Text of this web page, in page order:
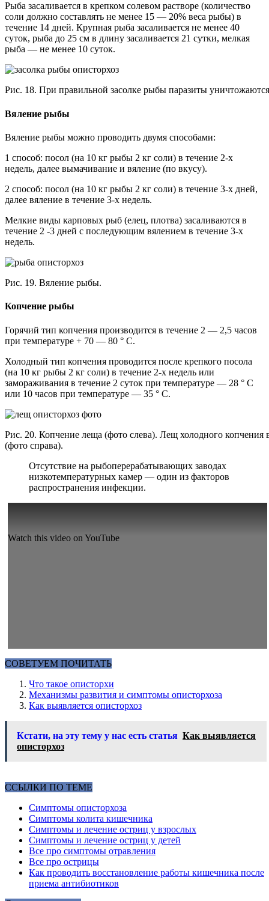
Рыба засаливается в крепком солевом растворе (количество
соли должно составлять не менее 15 — 20% веса рыбы) в
течение 14 дней. Крупная рыба засаливается не менее 40
суток, рыба до 25 см в длину засаливается 21 сутки, мелкая
рыба — не менее 10 суток.
Рис. 18. При правильной засолке рыбы паразиты
Вяление рыбы
Вяление рыбы можно проводить двумя способами:
1 способ: посол (на 10 кг рыбы 2 кг соли) в течение 2-х
недель, далее вымачивание и вяление (по вкусу).
2 способ: посол (на 10 кг рыбы 2 кг соли) в течение 3-х дней,
далее вяление в течение 3-х недель.
Мелкие виды карповых рыб (елец, плотва) засаливаются в
течение 2 -3 дней с последующим вялением в течение 3-х
недель.
Рис. 19. Вяление рыбы.
Копчение рыбы
Горячий тип копчения производится в течение 2 — 2,5 часов
при температуре + 70 — 80 ° С.
Холодный тип копчения проводится после крепкого посола
(на 10 кг рыбы 2 кг соли) в течение 2-х недель или
замораживания в течение 2 суток при температуре — 28 ° С
или 10 часов при температуре — 35 ° С.
Рис. 20. Копчение леща (фото слева). Лещ холодного копчения
(фото справа).
Отсутствие на рыбоперерабатывающих заводах
низкотемпературных камер — один из факторов
распространения инфекции.
Watch this video on YouTube
СОВЕТУЕМ ПОЧИТАТЬ
Что такое описторхи
Механизмы развития и симптомы описторхоза
Как выявляется описторхоз
Кстати, на эту тему у нас есть статья Как выявляется
описторхоз
ССЫЛКИ ПО ТЕМЕ
Симптомы описторхоза
Симптомы колита кишечника
Симптомы и лечение остриц у взрослых
Симптомы и лечение остриц у детей
Все про симптомы отравления
Все про острицы
Как проводить восстановление работы кишечника после
приема антибиотиков